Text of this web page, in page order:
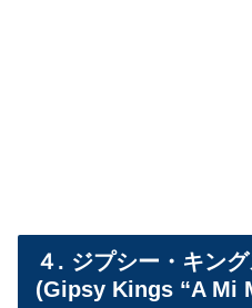
４. ジプシー・キン
(Gipsy Kings “A Mi